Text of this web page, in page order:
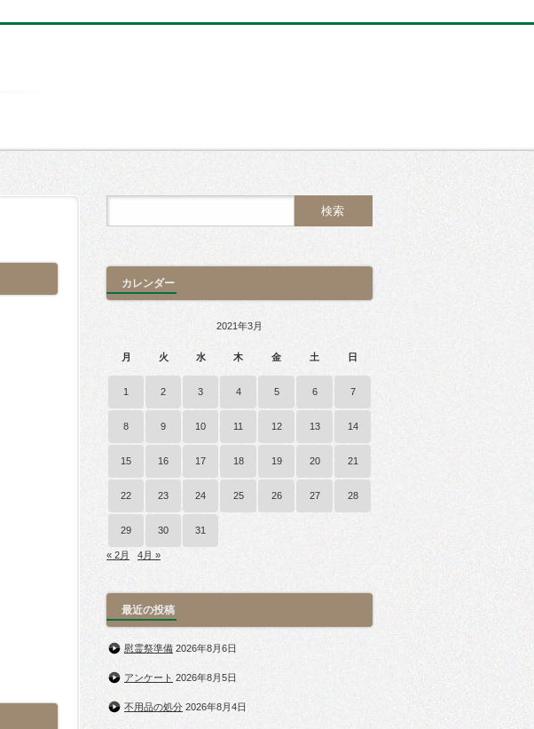
カレンダー
2021年3月
月 火 水 木 金 土 日
1 2 3 4 5 6 7
8 9 10 11 12 13 14
15 16 17 18 19 20 21
22 23 24 25 26 27 28
29 30 31
« 2月 4月 »
最近の投稿
慰霊祭準備 2026年8月6日
アンケート 2026年8月5日
不用品の処分 2026年8月4日